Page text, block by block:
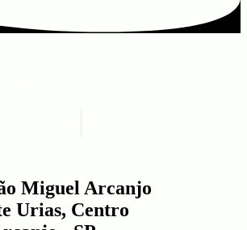
Miguel Arcanjo
Urias, Centro